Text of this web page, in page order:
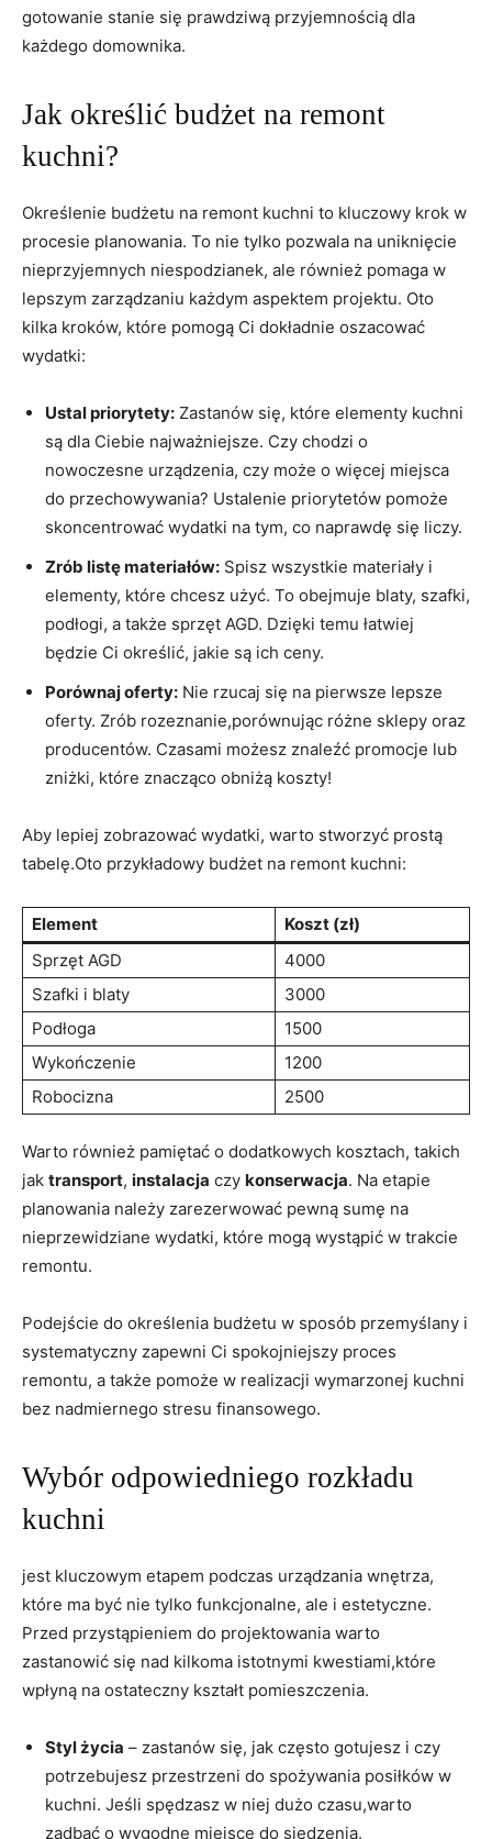
gotowanie stanie się prawdziwą przyjemnością ‌dla
każdego ‍domownika.
Jak określić budżet na remont
kuchni?
Określenie budżetu na remont kuchni to kluczowy ⁢krok w
procesie planowania. To nie tylko pozwala na uniknięcie‌
nieprzyjemnych niespodzianek, ale również pomaga w
lepszym zarządzaniu każdym aspektem projektu. ‌Oto⁢
kilka kroków, które pomogą Ci dokładnie oszacować
wydatki:
Ustal ‌priorytety: Zastanów się, które elementy​ kuchni
są dla Ciebie najważniejsze. Czy chodzi o
nowoczesne urządzenia, czy może o więcej miejsca
do przechowywania? Ustalenie priorytetów pomoże
skoncentrować wydatki na tym, co naprawdę się liczy.
Zrób listę materiałów: Spisz⁢ wszystkie materiały i
elementy, które chcesz użyć. To obejmuje blaty, szafki,
podłogi, a także sprzęt AGD. Dzięki temu łatwiej
będzie Ci określić, jakie są ich ceny.
Porównaj oferty: Nie rzucaj⁤ się na pierwsze lepsze
oferty. Zrób rozeznanie,porównując różne sklepy oraz
producentów. Czasami możesz znaleźć promocje ‍lub
zniżki, które ‌znacząco obniżą koszty!
Aby lepiej zobrazować ⁣wydatki, warto stworzyć prostą
tabelę.Oto przykładowy budżet na remont kuchni:
Element
Koszt (zł)
Sprzęt AGD
4000
Szafki i blaty
3000
Podłoga
1500
Wykończenie
1200
Robocizna
2500
Warto również pamiętać o dodatkowych kosztach, takich
jak transport, instalacja czy⁤ konserwacja. Na etapie
planowania należy zarezerwować pewną sumę na
nieprzewidziane wydatki, które mogą wystąpić ⁤w trakcie
remontu.
Podejście do określenia budżetu w sposób przemyślany i
systematyczny zapewni Ci spokojniejszy proces
remontu, a także ‍pomoże w realizacji wymarzonej kuchni⁣
bez ​nadmiernego stresu finansowego.
Wybór odpowiedniego rozkładu⁤
kuchni
jest kluczowym ⁣etapem podczas urządzania wnętrza,
które ma być nie tylko funkcjonalne, ale i estetyczne.
Przed przystąpieniem do⁢ projektowania warto
zastanowić się nad kilkoma istotnymi kwestiami,które
wpłyną na ostateczny ‍kształt pomieszczenia.
Styl⁣ życia – zastanów się, jak często gotujesz i ‍czy
potrzebujesz przestrzeni do spożywania posiłków w
kuchni. Jeśli spędzasz w ​niej ‍dużo czasu,warto
zadbać o wygodne miejsce ​do siedzenia.